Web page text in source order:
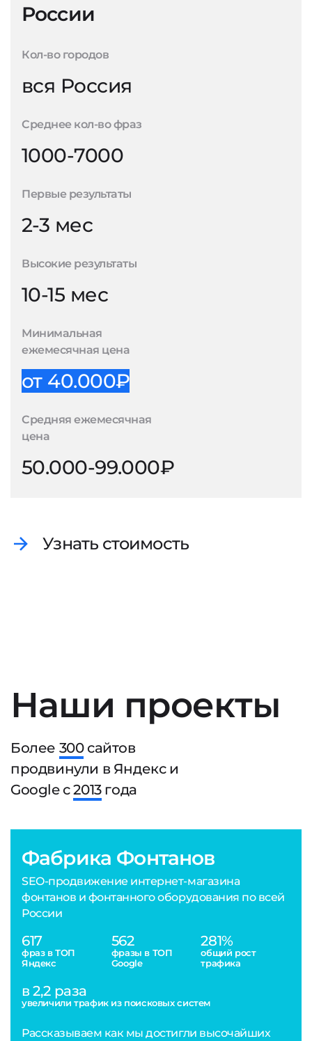
России
Кол-во городов
вся Россия
Среднее кол-во фраз
1000-7000
Первые результаты
2-3 мес
Высокие результаты
10-15 мес
Минимальная
ежемесячная цена
от 40.000₽
Средняя ежемесячная
цена
50.000-99.000₽
Узнать стоимость
Наши проекты
Более 300сайтов
продвинули в Яндекс и
Google с2013года
Фабрика Фонтанов
SEO-продвижение интернет-магазина
фонтанов и фонтанного оборудования по всей
России
617
фраз в ТОП
Яндекс
562
фразы в ТОП
Google
281%
общий рост
трафика
в 2,2 раза
увеличили трафик из поисковых систем
Рассказываем как мы достигли высочайших